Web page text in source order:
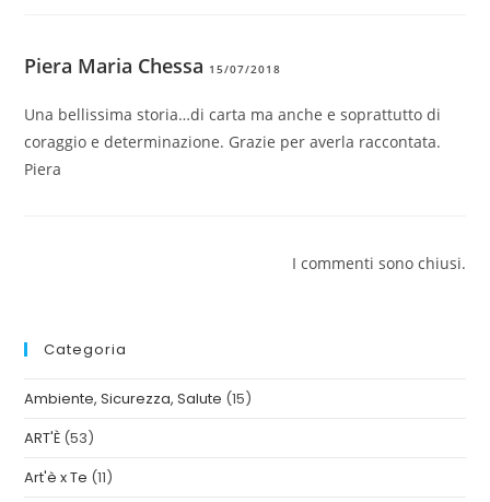
Piera Maria Chessa 15/07/2018
Una bellissima storia…di carta ma anche e soprattutto di
coraggio e determinazione. Grazie per averla raccontata.
Piera
I commenti sono chiusi.
Categoria
Ambiente, Sicurezza, Salute (15)
ART'È (53)
Art'è x Te (11)